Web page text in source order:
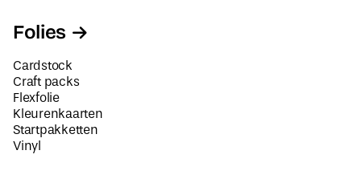
Folies
Cardstock
Craft packs
Flexfolie
Kleurenkaarten
Startpakketten
Vinyl